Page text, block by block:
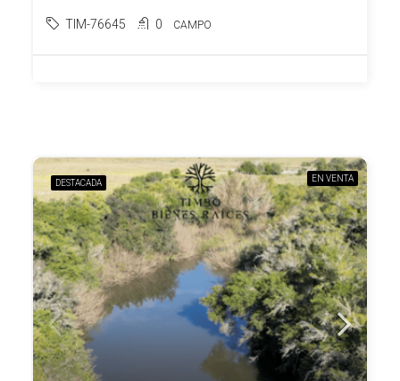
TIM-76645 0 CAMPO
DESTACADA EN VENTA